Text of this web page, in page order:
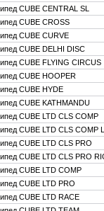
CUBE CENTRAL SL
CUBE CROSS
CUBE CURVE
CUBE DELHI DISC
CUBE FLYING CIRCUS
CUBE HOOPER
CUBE HYDE
CUBE KATHMANDU
CUBE LTD CLS COMP
CUBE LTD CLS COMP
CUBE LTD CLS PRO
CUBE LTD CLS PRO
CUBE LTD COMP
CUBE LTD PRO
CUBE LTD RACE